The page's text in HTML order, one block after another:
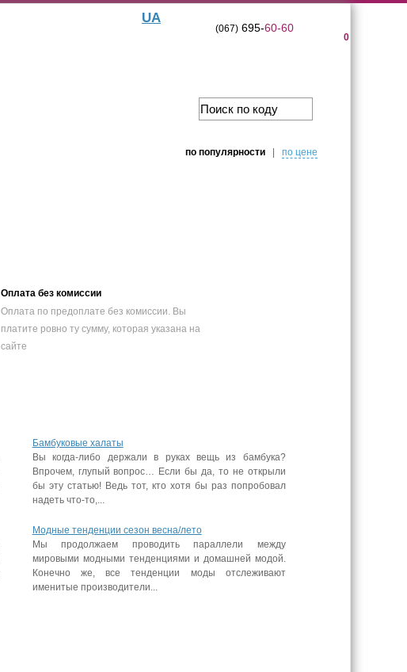
UA
0
(067)695-60-60
по популярности| по цене
Оплата без комиссии
Оплата по предоплате без комиссии. Вы
платите ровно ту сумму, которая указана на
сайте
Бамбуковые халаты
Вы когда-либо держали в руках вещь из бамбука?
Впрочем, глупый вопрос… Если бы да, то не открыли
бы эту статью! Ведь тот, кто хотя бы раз попробовал
надеть что-то,...
Модные тенденции сезон весна/лето
Мы продолжаем проводить параллели между
мировыми модными тенденциями и домашней модой.
Конечно же, все тенденции моды отслеживают
именитые производители...